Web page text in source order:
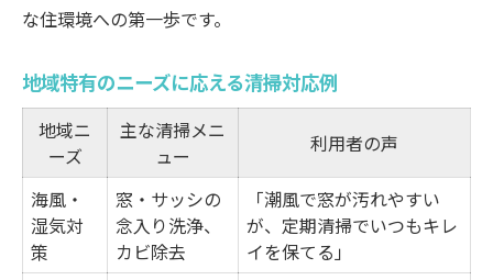
な住環境への第一歩です。
地域特有のニーズに応える清掃対応例
地域ニ
ーズ
主な清掃メニ
ュー
利用者の声
海風・
湿気対
策
窓・サッシの
念入り洗浄、
カビ除去
「潮風で窓が汚れやすい
が、定期清掃でいつもキレ
イを保てる」